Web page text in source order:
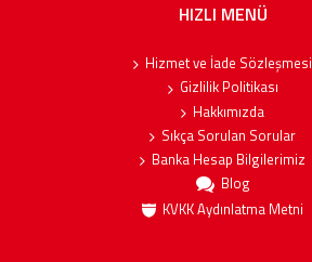
HIZLI MENÜ
Hizmet ve İade Sözleşmesi
Gizlilik Politikası
Hakkımızda
Sıkça Sorulan Sorular
Banka Hesap Bilgilerimiz
Blog
KVKK Aydınlatma Metni